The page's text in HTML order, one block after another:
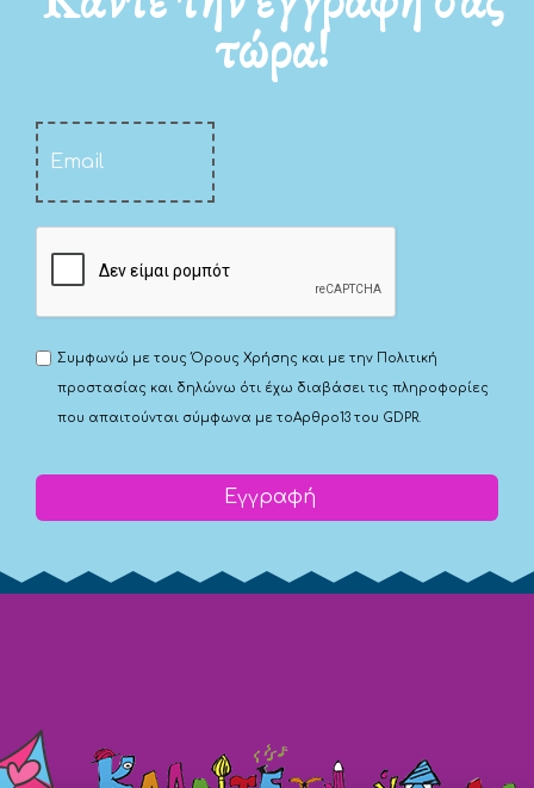
τώρα!
Συμφωνώ με τουςΌρους Χρήσης και με την Πολιτική
προστασίας και δηλώνω ότι έχω διαβάσει τις πληροφορίες
που απαιτούνται σύμφωνα με τοΑρθρο13 του GDPR.
Εγγραφή